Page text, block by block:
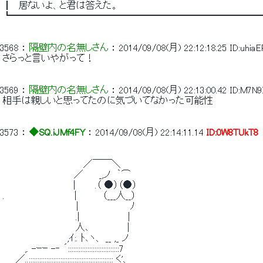
┃　居ないよ、と君は答えた。
3568 ： 隔壁内の名無しさん ： 2014/09/08(月) 22:12:18.25
さらっと言いやがって！
3569 ： 隔壁内の名無しさん ： 2014/09/08(月) 22:13:00.42
相手は親しいと思ってたのに気づいてなかった可能性
3573 ： ◆SQ.iJMf4FY ： 2014/09/08(月) 22:14:11.14 ID:0W8TUkT8
／￣￣＼
／　　 _,ノ　｀⌒
｜　 　.（ ●）（●）
.　　　 　　 　 　 　 ｜ 　　　（___人__）
|　　　　　　　　ﾉ
人､ 　　　　　 |
,ｲ:. ﾄ､ヽ、 __ ,_ ノ
,. -ｰｰ -‐ ´:::::::::::::::::::::::::::::7
／..:::::::::::::::::::::::::::::::::::::::::::::::: く'、